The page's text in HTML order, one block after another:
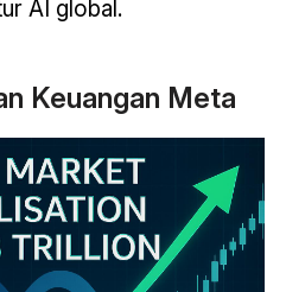
AI global.
Keuangan Meta